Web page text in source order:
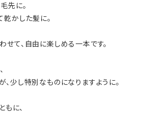
先に。
乾かした髪に。
せて、自由に楽しめる一本です。
、少し特別なものになりますように。
に、